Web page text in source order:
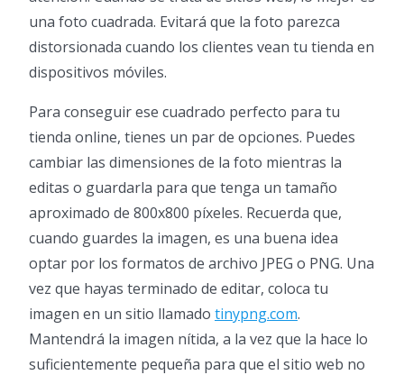
una foto cuadrada. Evitará que la foto parezca
distorsionada cuando los clientes vean tu tienda en
dispositivos móviles.
Para conseguir ese cuadrado perfecto para tu
tienda online, tienes un par de opciones. Puedes
cambiar las dimensiones de la foto mientras la
editas o guardarla para que tenga un tamaño
aproximado de 800x800 píxeles. Recuerda que,
cuando guardes la imagen, es una buena idea
optar por los formatos de archivo JPEG o PNG. Una
vez que hayas terminado de editar, coloca tu
imagen en un sitio llamado tinypng.com.
Mantendrá la imagen nítida, a la vez que la hace lo
suficientemente pequeña para que el sitio web no